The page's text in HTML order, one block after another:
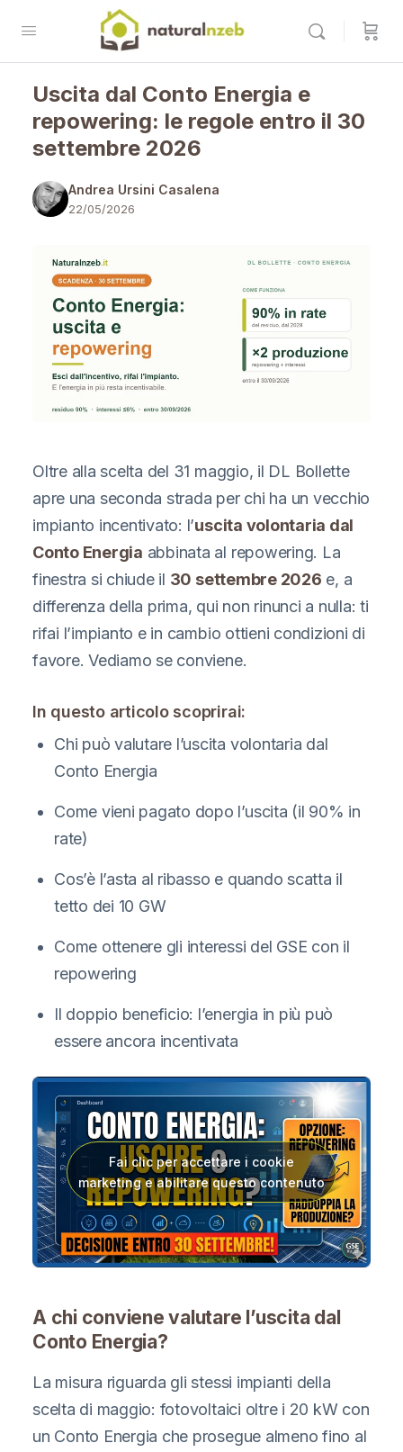
Uscita dal Conto Energia e
repowering: le regole entro il 30
settembre 2026
Andrea Ursini Casalena
22/05/2026
Oltre alla scelta del 31 maggio, il DL Bollette
apre una seconda strada per chi ha un vecchio
impianto incentivato: l’uscita volontaria dal
Conto Energia abbinata al repowering. La
finestra si chiude il 30 settembre 2026 e, a
differenza della prima, qui non rinunci a nulla: ti
rifai l’impianto e in cambio ottieni condizioni di
favore. Vediamo se conviene.
In questo articolo scoprirai:
Chi può valutare l’uscita volontaria dal
Conto Energia
Come vieni pagato dopo l’uscita (il 90% in
rate)
Cos’è l’asta al ribasso e quando scatta il
tetto dei 10 GW
Come ottenere gli interessi del GSE con il
repowering
Il doppio beneficio: l’energia in più può
essere ancora incentivata
Fai clic per accettare i cookie
marketing e abilitare questo contenuto
A chi conviene valutare l’uscita dal
Conto Energia?
La misura riguarda gli stessi impianti della
scelta di maggio: fotovoltaici oltre i 20 kW con
un Conto Energia che prosegue almeno fino al